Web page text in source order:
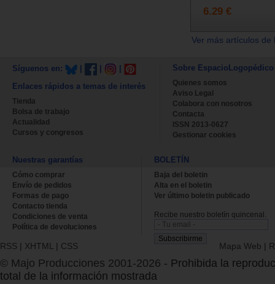
6.29 €
Ver más artículos
Síguenos en:
Enlaces rápidos a temas de interés
Tienda
Bolsa de trabajo
Actualidad
Cursos y congresos
Sobre EspacioLogopédico
Quienes somos
Aviso Legal
Colabora con nosotros
Contacta
ISSN 2013-0627
Gestionar cookies
Nuestras garantías
Cómo comprar
Envío de pedidos
Formas de pago
Contacto tienda
Condiciones de venta
Política de devoluciones
BOLETÍN
Baja del boletin
Alta en el boletin
Ver último boletin publicado
Recibe nuestro boletín quincenal.
RSS | XHTML | CSS Mapa Web |
© Majo Producciones 2001-2026 - Prohibida la
total de la información mostrada